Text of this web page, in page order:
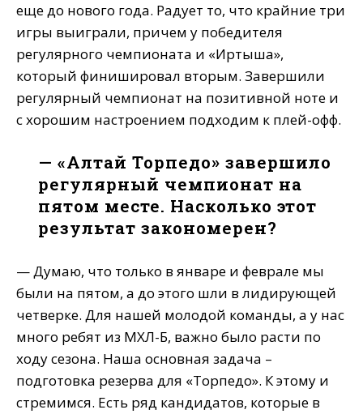
еще до нового года. Радует то, что крайние три
игры выиграли, причем у победителя
регулярного чемпионата и «Иртыша»,
который финишировал вторым. Завершили
регулярный чемпионат на позитивной ноте и
с хорошим настроением подходим к плей-офф.
— «Алтай Торпедо» завершило
регулярный чемпионат на
пятом месте. Насколько этот
результат закономерен?
— Думаю, что только в январе и феврале мы
были на пятом, а до этого шли в лидирующей
четверке. Для нашей молодой команды, а у нас
много ребят из МХЛ-Б, важно было расти по
ходу сезона. Наша основная задача –
подготовка резерва для «Торпедо». К этому и
стремимся. Есть ряд кандидатов, которые в